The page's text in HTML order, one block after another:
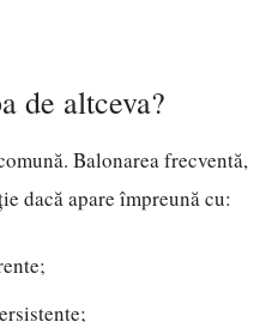
de altceva?
Balonarea frecventă,
dacă apare împreună cu: